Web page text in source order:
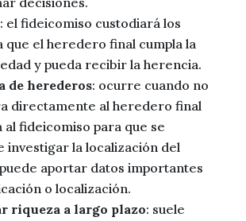
: el fideicomiso custodiará los
que el heredero final cumpla la
y pueda recibir la herencia.
de herederos: ocurre cuando no
directamente al heredero final
al fideicomiso para que se
investigar la localización del
aportar datos importantes
o localización.
riqueza a largo plazo: suele